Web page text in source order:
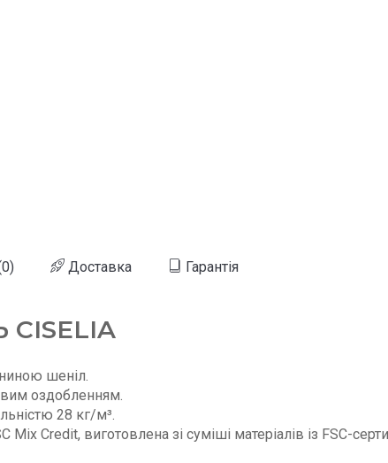
Доставка Гарантія
шеніл.
оздобленням.
28 кг/м³.
Credit, виготовлена зі суміші матеріалів із FSC-